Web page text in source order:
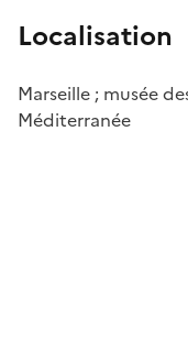
Localisation
Marseille ; musée
Méditerranée